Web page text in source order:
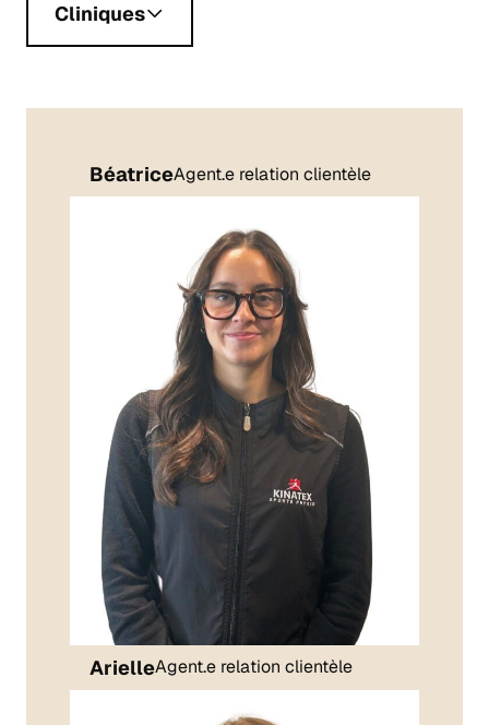
Cliniques
BéatriceAgent.e relation clientèle
ArielleAgent.e relation clientèle